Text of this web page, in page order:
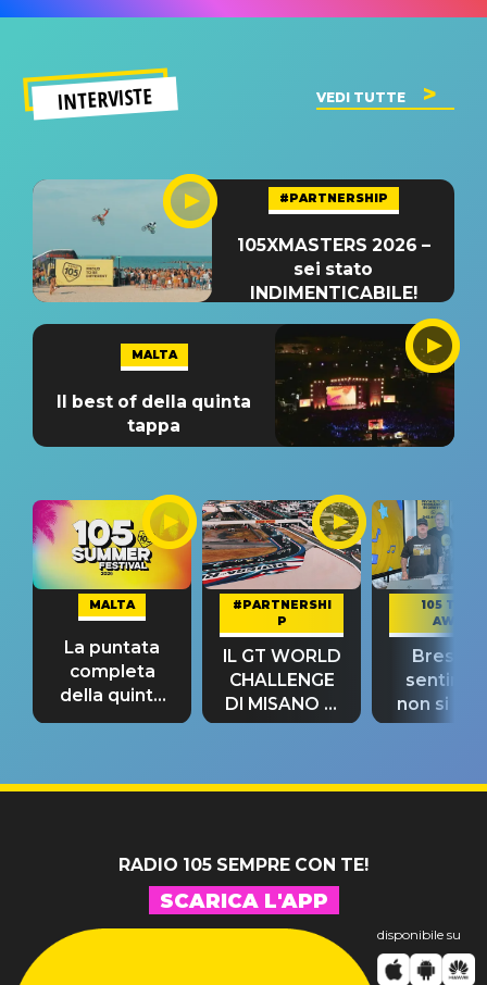
INTERVISTE VEDI TUTTE
#PARTNERSHIP
105XMASTERS 2026 –
sei stato
INDIMENTICABILE!
MALTA
Il best of della quinta
tappa
MALTA
La puntata
completa
della quinta
tappa
#PARTNERSHI
P
IL GT WORLD
CHALLENGE
DI MISANO si
riconferma
105 TAKE
AWAY
Bresh:
non si
fino alla
RADIO 105 SEMPRE CON TE!
SCARICA L'APP
disponibile su